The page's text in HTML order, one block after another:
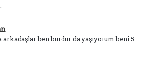
arkadaşlar ben burdur da yaşıyorum beni 5